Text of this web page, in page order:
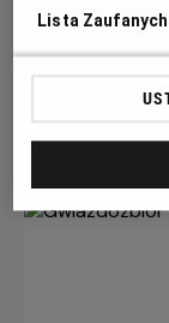
Z okazji
chcemy
Manem w
Czytaj więcej
Lista